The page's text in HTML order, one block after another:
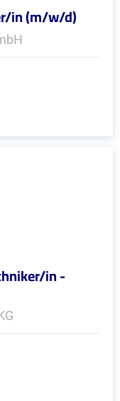
in (m/w/d)
in -